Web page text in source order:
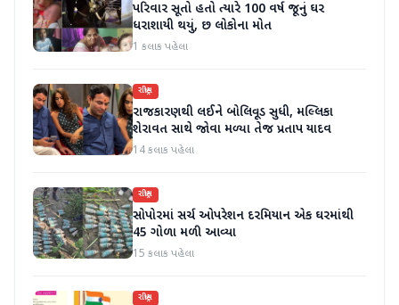
પરિવાર સૂતો હતો ત્યારે 100 વર્ષ જૂનું ઘર
ધરાશાયી થયું, છ લોકોના મોત
1 કલાક પહેલા
રાષ્ટ્રીય
રાજકારણથી લઈને બોલિવૂડ સુધી, મલ્લિકા
શેરાવત સાથે જોવા મળ્યા તેજ પ્રતાપ યાદવ
14 કલાક પહેલા
રાષ્ટ્રીય
સોપોરમાં સર્ચ ઓપરેશન દરમિયાન એક ઘરમાંથી
45 ગોળા મળી આવ્યા
15 કલાક પહેલા
રાષ્ટ્રીય